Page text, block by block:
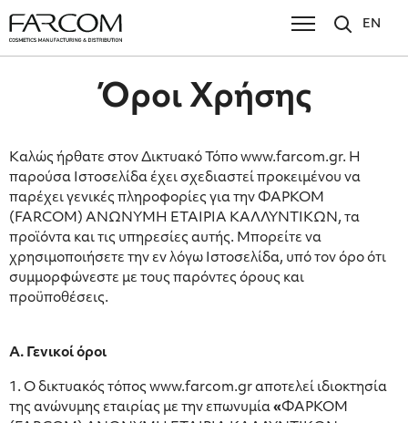
EN
Όροι Χρήσης
Καλώς ήρθατε στον Δικτυακό Τόπο www.farcom.gr. Η
παρούσα Ιστοσελίδα έχει σχεδιαστεί προκειμένου να
παρέχει γενικές πληροφορίες για την ΦΑΡΚΟΜ
(FARCOM) ΑΝΩΝΥΜΗ ΕΤΑΙΡΙΑ ΚΑΛΛΥΝΤΙΚΩΝ, τα
προϊόντα και τις υπηρεσίες αυτής. Μπορείτε να
χρησιμοποιήσετε την εν λόγω Ιστοσελίδα, υπό τον όρο ότι
συμμορφώνεστε με τους παρόντες όρους και
προϋποθέσεις.
Α. Γενικοί όροι
1. Ο δικτυακός τόπος www.farcom.gr αποτελεί ιδιοκτησία
της ανώνυμης εταιρίας με την επωνυμία «ΦΑΡΚΟΜ